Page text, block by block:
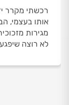
רכשתי מקרר
אותו בעצמי,
מגירות
לא רוצה